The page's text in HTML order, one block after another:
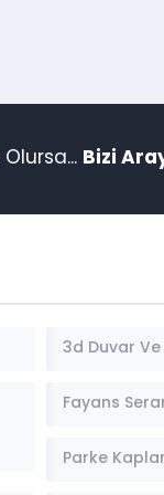
Bizi
3d Duvar
Fayans
Parke